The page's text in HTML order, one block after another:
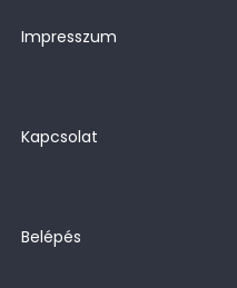
Impresszum
Kapcsolat
Belépés